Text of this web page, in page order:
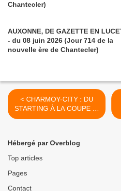
Chantecler)
AUXONNE, DE GAZETTE EN
- du 08 juin 2026 (Jour 714 de la
nouvelle ère de Chantecler)
< CHARMOY-CITY : DU
STARTING À LA COUPE - -
du 10 novembre 2019
Hébergé par Overblog
Top articles
Pages
Contact